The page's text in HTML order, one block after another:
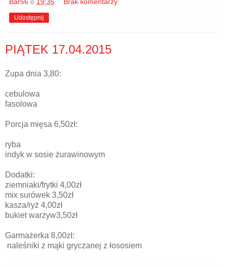
Bar56 o 19:35 Brak komentarzy:
Udostępnij
PIĄTEK 17.04.2015
Zupa dnia 3,80:
cebulowa
fasolowa
Porcja mięsa 6,50zł:
ryba
indyk w sosie żurawinowym
Dodatki:
ziemniaki/frytki 4,00zł
mix surówek 3,50zł
kasza/ryż 4,00zł
bukiet warzyw3,50zł
Garmażerka 8,00zł:
naleśniki z mąki gryczanej z łososiem